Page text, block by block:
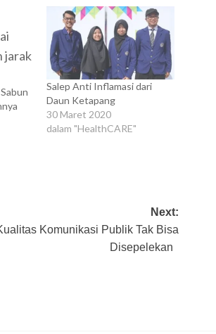
Salep Anti Inflamasi dari
Daun Ketapang
30 Maret 2020
dalam "HealthCARE"
Next:
Komunikasi Publik Tak Bisa
Disepelekan